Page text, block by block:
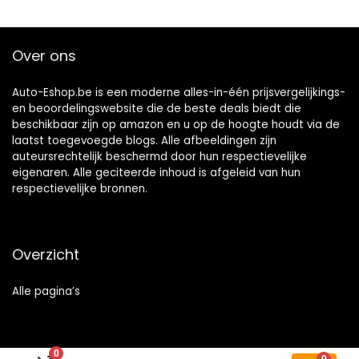
0
Over ons
Auto-Eshop.be is een moderne alles-in-één prijsvergelijkings-
en beoordelingswebsite die de beste deals biedt die
beschikbaar zijn op amazon en u op de hoogte houdt via de
laatst toegevoegde blogs. Alle afbeeldingen zijn
auteursrechtelijk beschermd door hun respectievelijke
eigenaren. Alle geciteerde inhoud is afgeleid van hun
respectievelijke bronnen.
Overzicht
Alle pagina’s